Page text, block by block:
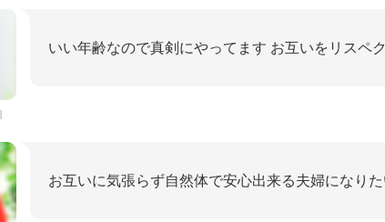
いい年齢なので真剣にやってます お互いをリスペ
お互いに気張らず自然体で安心出来る夫婦になり